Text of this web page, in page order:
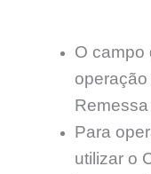
O campo
Para
utilizar o